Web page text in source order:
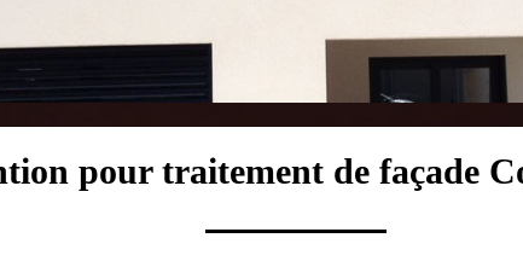
pour traitement de façade